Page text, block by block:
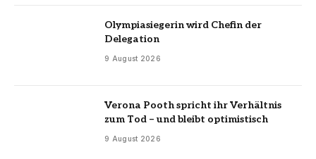
Olympiasiegerin wird Chefin der
Delegation
9 August 2026
Verona Pooth spricht ihr Verhältnis
zum Tod – und bleibt optimistisch
9 August 2026